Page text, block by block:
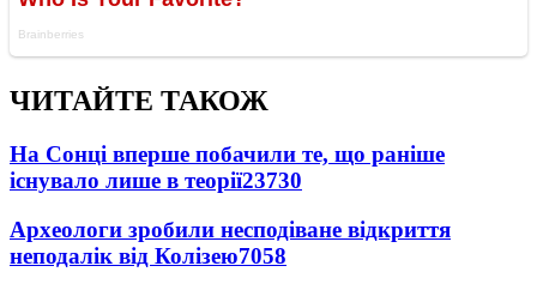
ЧИТАЙТЕ ТАКОЖ
На Сонці вперше побачили те, що раніше
існувало лише в теорії23730
Археологи зробили несподіване відкриття
неподалік від Колізею7058